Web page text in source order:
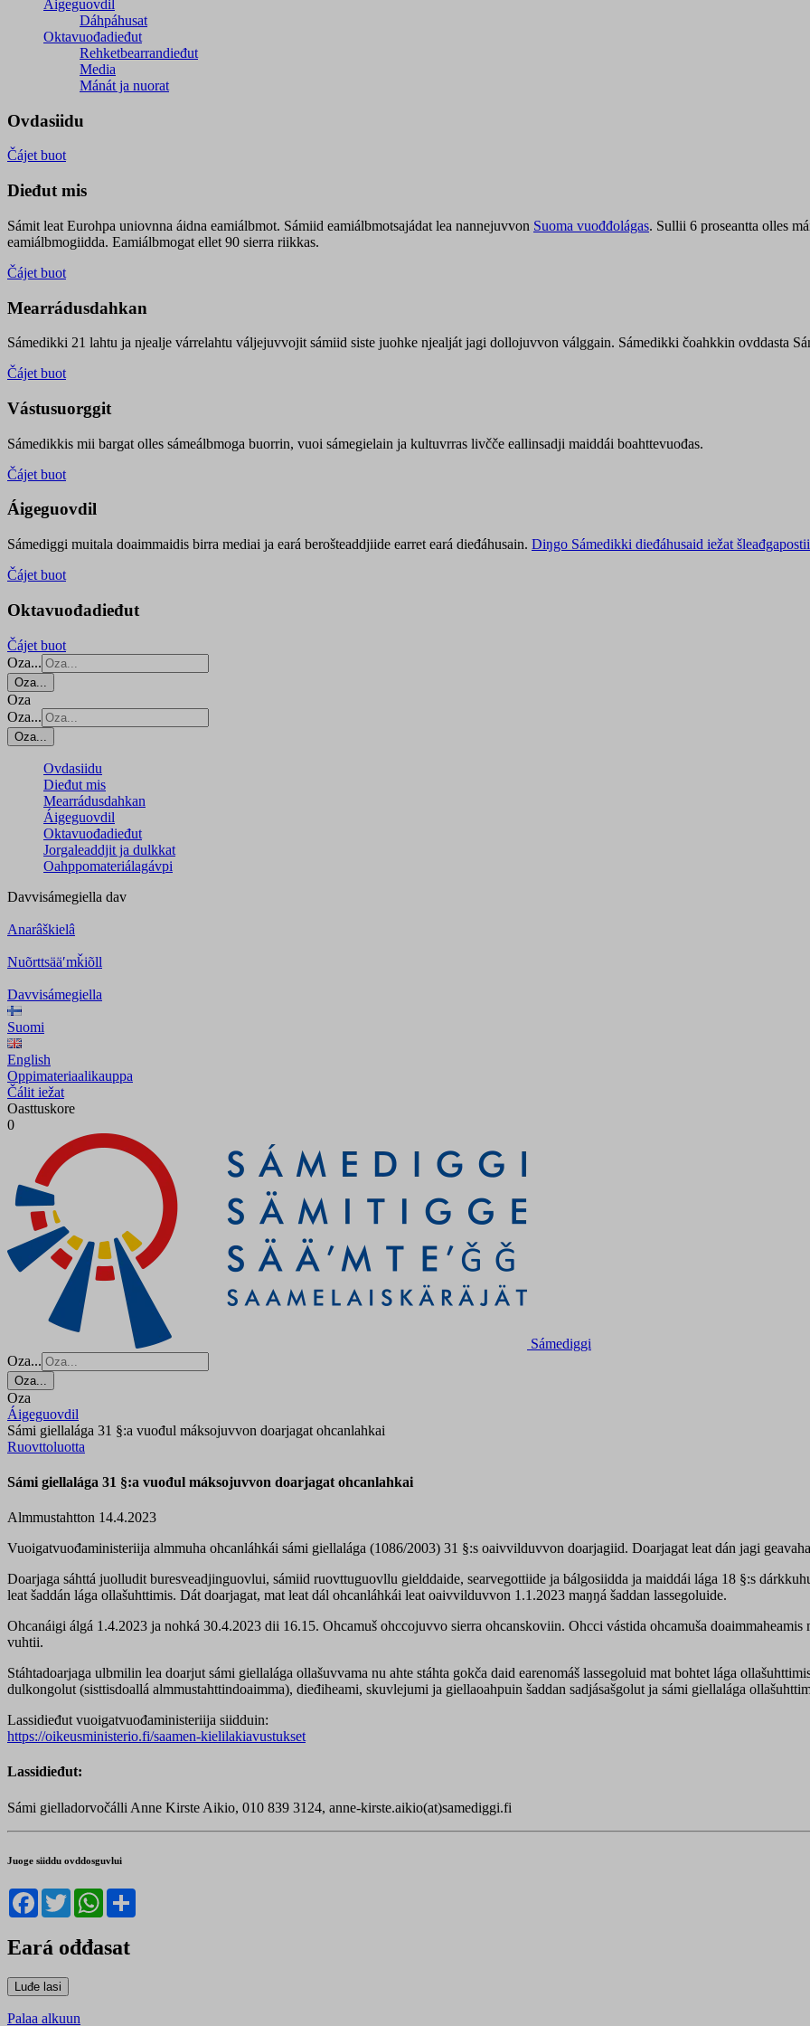
Áigeguovdil
Dáhpáhusat
Oktavuođadieđut
Rehketbearrandieđut
Media
Mánát ja nuorat
Ovdasiidu
Čájet buot
Dieđut mis
Sámit leat Eurohpa uniovnna áidna eamiálbmot. Sámiid eamiálbmotsajádat lea nannejuvvon Suoma vuođđolágas. Sullii 6 proseantta olles
eamiálbmogiidda. Eamiálbmogat ellet 90 sierra riikkas.
Čájet buot
Mearrádusdahkan
Sámedikki 21 lahtu ja njealje várrelahtu váljejuvvojit sámiid siste juohke njealját jagi dollojuvvon válggain. Sámedikki čoahkkin ovddasta
Čájet buot
Vástusuorggit
Sámedikkis mii bargat olles sámeálbmoga buorrin, vuoi sámegielain ja kultuvrras livčče eallinsadji maiddái boahttevuođas.
Čájet buot
Áigeguovdil
Sámediggi muitala doaimmaidis birra mediai ja eará berošteaddjiide earret eará dieđáhusain. Diŋgo Sámedikki dieđáhusaid iežat šleađgapostii
Čájet buot
Oktavuođadieđut
Čájet buot
Oza...
Oza...
Oza
Oza...
Oza...
Ovdasiidu
Dieđut mis
Mearrádusdahkan
Áigeguovdil
Oktavuođadieđut
Jorgaleaddjit ja dulkkat
Oahppomateriálagávpi
Davvisámegiella dav
Anarâškielâ
Nuõrttsääʹmǩiõll
Davvisámegiella
Suomi
English
Oppimateriaalikauppa
Čálit iežat
Oasttuskore
0
Sámediggi
Oza...
Oza...
Oza
Áigeguovdil
Sámi giellalága 31 §:a vuođul máksojuvvon doarjagat ohcanlahkai
Ruovttoluotta
Sámi giellalága 31 §:a vuođul máksojuvvon doarjagat ohcanlahkai
Almmustahtton 14.4.2023
Vuoigatvuođaministeriija almmuha ohcanláhkái sámi giellalága (1086/2003) 31 §:s oaivvilduvvon doarjagiid. Doarjagat leat dán jagi
Doarjaga sáhttá juolludit buresveadjinguovlui, sámiid ruovttuguovllu gielddaide, searvegottiide ja bálgosiidda ja maiddái lága 18 §:s
leat šaddán lága ollašuhttimis. Dát doarjagat, mat leat dál ohcanláhkái leat oaivvilduvvon 1.1.2023 maŋŋá šaddan lassegoluide.
Ohcanáigi álgá 1.4.2023 ja nohká 30.4.2023 dii 16.15. Ohcamuš ohccojuvvo sierra ohcanskoviin. Ohcci vástida ohcamuša doaimmaheamis
vuhtii.
Stáhtadoarjaga ulbmilin lea doarjut sámi giellalága ollašuvvama nu ahte stáhta gokča daid earenomáš lassegoluid mat bohtet lága
dulkongolut (sisttisdoallá almmustahttindoaimma), dieđiheami, skuvlejumi ja giellaoahpuin šaddan sadjásašgolut ja sámi giellalága
Lassidieđut vuoigatvuođaministeriija siidduin:
https://oikeusministerio.fi/saamen-kielilakiavustukset
Lassidieđut:
Sámi gielladorvočálli Anne Kirste Aikio, 010 839 3124, anne-kirste.aikio(at)samediggi.fi
Juoge siiddu ovddosguvlui
Facebook
TwitterWhatsApp
Eará ođđasat
Palaa alkuun